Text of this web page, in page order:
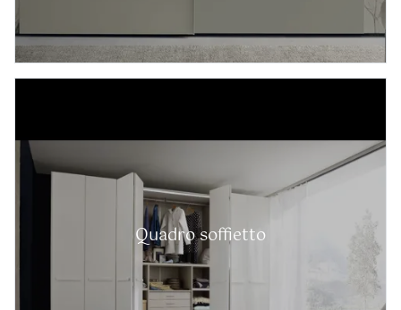
Quadro soffietto